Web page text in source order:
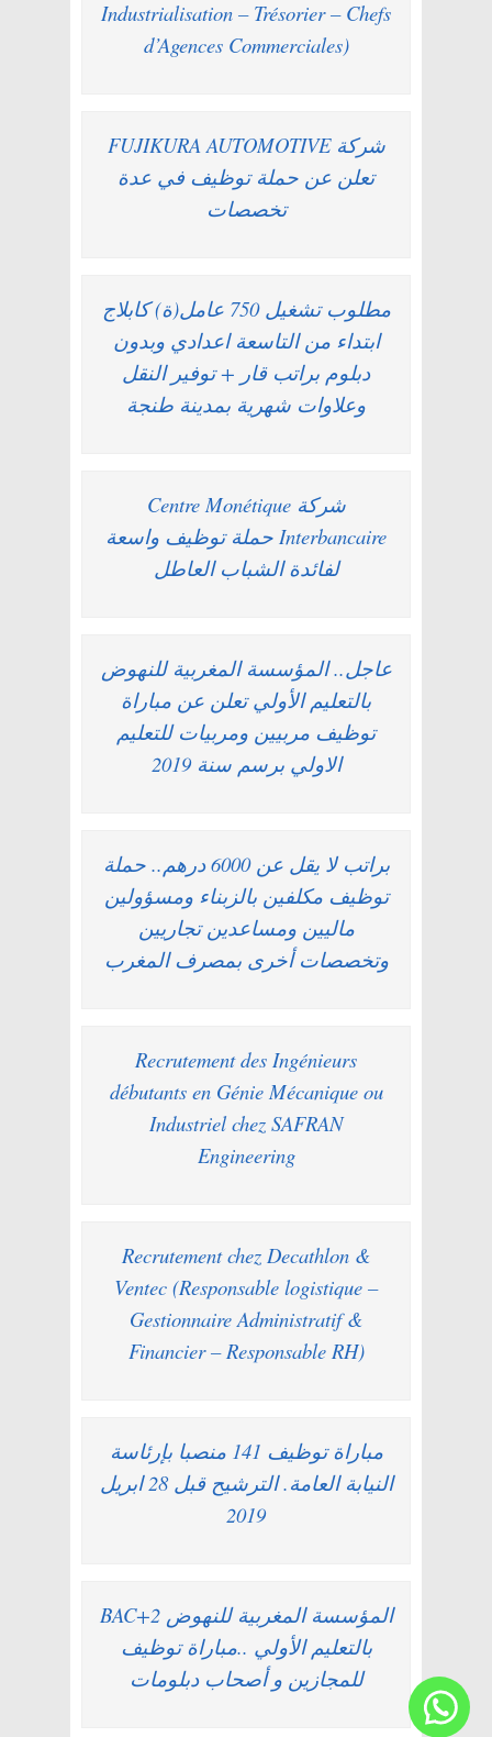
Industrialisation – Trésorier – Chefs
d’Agences Commerciales)
شركة FUJIKURA AUTOMOTIVE
تعلن عن حملة توظيف في عدة
تخصصات
مطلوب تشغيل 750 عامل(ة) كابلاج
ابتداء من التاسعة اعدادي وبدون
دبلوم براتب قار + توفير النقل
وعلاوات شهرية بمدينة طنجة
شركة Centre Monétique
Interbancaire حملة توظيف واسعة
لفائدة الشباب العاطل
عاجل.. المؤسسة المغربية للنهوض
بالتعليم الأولي تعلن عن مباراة
توظيف مربيين ومربيات للتعليم
الاولي برسم سنة 2019
براتب لا يقل عن 6000 درهم.. حملة
توظيف مكلفين بالزبناء ومسؤولين
ماليين ومساعدين تجاريين
وتخصصات أخرى بمصرف المغرب
Recrutement des Ingénieurs
débutants en Génie Mécanique ou
Industriel chez SAFRAN
Engineering
Recrutement chez Decathlon &
Ventec (Responsable logistique –
Gestionnaire Administratif &
Financier – Responsable RH)
مباراة توظيف 141 منصبا بإرئاسة
النيابة العامة. الترشيح قبل 28 ابريل
2019
BAC+2 المؤسسة المغربية للنهوض
بالتعليم الأولي ..مباراة توظيف
للمجازين و أصحاب دبلومات